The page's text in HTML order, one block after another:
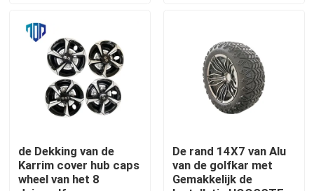
Ongeveer ons
Fabrieksreis
Contact de V.S.
de Dekking van de
Karrim cover hub caps
wheel van het 8
De rand 14X7 van Alu
van de golfkar met
Gemakkelijk de